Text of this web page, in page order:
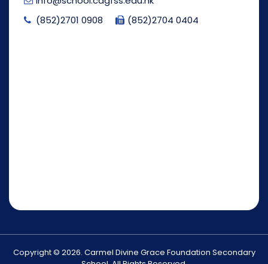
(852)2701 0908
(852)2704 0404
Copyright © 2026. Carmel Divine Grace Foundation Secondary